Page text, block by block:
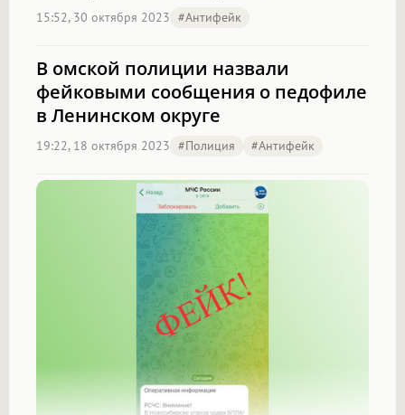
15:52, 30 октября 2023 #антифейк
В омской полиции назвали
фейковыми сообщения о педофиле
в Ленинском округе
19:22, 18 октября 2023 #полиция #антифейк